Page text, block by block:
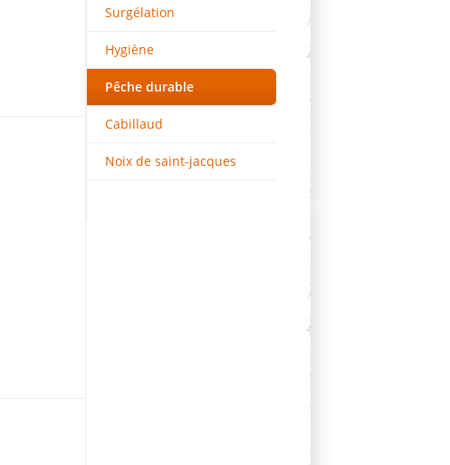
Surgélation
Hygiène
Pêche durable
Cabillaud
Noix de saint-jacques